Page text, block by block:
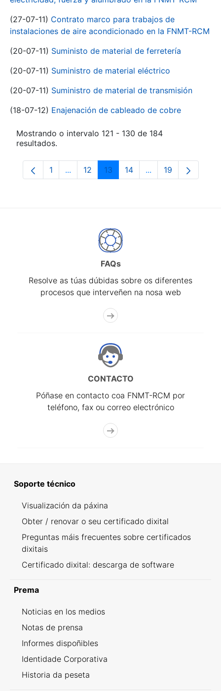
(27-07-11) Contrato marco para trabajos de
instalaciones de aire acondicionado en la FNMT-RCM
(20-07-11) Suministo de material de ferretería
(20-07-11) Suministro de material eléctrico
(20-07-11) Suministro de material de transmisión
(18-07-12) Enajenación de cableado de cobre
Mostrando o intervalo 121 - 130 de 184
resultados.
Páxina
1 ...Páxinas intermedias Use pestaña para
Páxina
12 Páxina
13 Páxina
14 ...PáxinasPáxina
19
FAQs
Resolve as túas dúbidas sobre os diferentes
procesos que interveñen na nosa web
CONTACTO
Póñase en contacto coa FNMT-RCM por
teléfono, fax ou correo electrónico
Soporte técnico
Visualización da páxina
Obter / renovar o seu certificado dixital
Preguntas máis frecuentes sobre certificados
dixitais
Certificado dixital: descarga de software
Prema
Noticias en los medios
Notas de prensa
Informes dispoñibles
Identidade Corporativa
Historia da peseta